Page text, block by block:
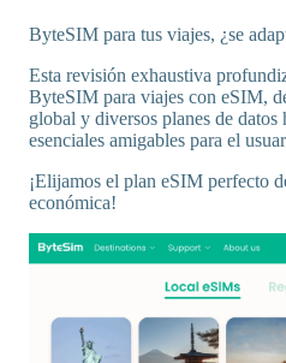
ByteSIM para tus viajes, ¿se
Esta revisión exhaustiva
ByteSIM para viajes con eSIM,
global y diversos planes de datos
esenciales amigables para el
¡Elijamos el plan eSIM perfecto
económica!